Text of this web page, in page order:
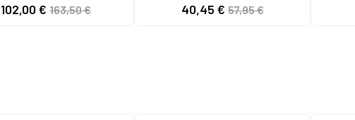
102,00 € 163,50 €
BLANCO
40,45 €57,95 €